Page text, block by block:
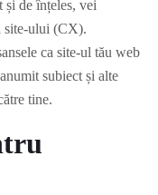
și de înțeles, vei
site-ului (CX).
ca site-ul tău web
subiect și alte
tine.